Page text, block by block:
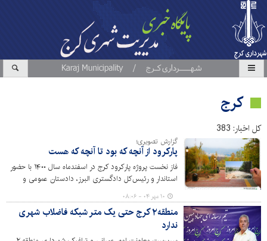
کرج
کل اخبار: 383
گزارش تصویری؛
پارکرود از آنچه که بود تا آنچه که هست
فاز نخست پروژه پارکرود کرج در اسفندماه سال ۱۴۰۰ با حضور
استاندار و رئیس‌کل دادگستری البرز، دادستان عمومی و
انقلاب کرج، شهردار و اعضای شورای شهر این کلانشهر
در۱.۷هکتار کلنگ زنی شد. تاکنون برای اجرای سه فاز در
پارکرود بیش از ۳۵۰ میلیارد ریال توسط مدیریت شهری کرج
۱۷۰۰ متر از بستر رودخانه کرج، محیطی زیبا و جذاب برای
۱۰ مهر ۰۴ - ۰۸:۰۶
منطقه۲ کرج حتی یک متر شبکه فاضلاب شهری
ندارد